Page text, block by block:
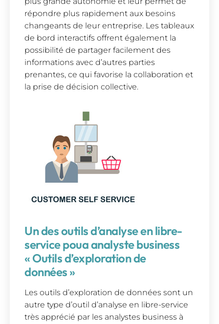
répondre plus rapidement aux besoins
changeants de leur entreprise. Les tableaux
de bord interactifs offrent également la
possibilité de partager facilement des
informations avec d’autres parties
prenantes, ce qui favorise la collaboration et
la prise de décision collective.
Un des outils d’analyse en libre-
service poua analyste business
« Outils d’exploration de
données »
Les outils d’exploration de données sont un
autre type d’outil d’analyse en libre-service
très apprécié par les analystes business à